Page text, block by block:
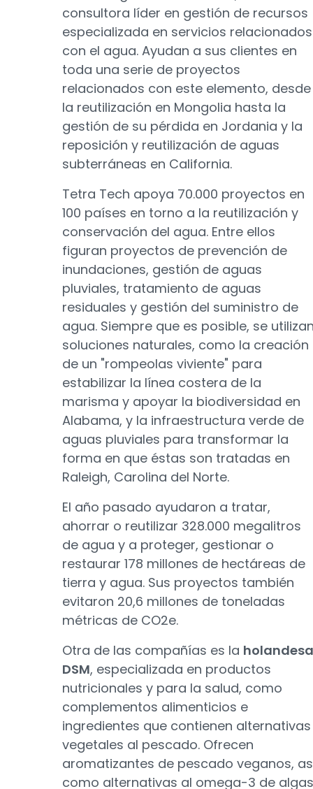
consultora líder en gestión de recursos
especializada en servicios relacionados
con el agua. Ayudan a sus clientes en
toda una serie de proyectos
relacionados con este elemento, desde
la reutilización en Mongolia hasta la
gestión de su pérdida en Jordania y la
reposición y reutilización de aguas
subterráneas en California.
Tetra Tech apoya 70.000 proyectos en
100 países en torno a la reutilización y
conservación del agua. Entre ellos
figuran proyectos de prevención de
inundaciones, gestión de aguas
pluviales, tratamiento de aguas
residuales y gestión del suministro de
agua. Siempre que es posible, se
soluciones naturales, como la creación
de un "rompeolas viviente" para
estabilizar la línea costera de la
marisma y apoyar la biodiversidad en
Alabama, y la infraestructura verde de
aguas pluviales para transformar la
forma en que éstas son tratadas en
Raleigh, Carolina del Norte.
El año pasado ayudaron a tratar,
ahorrar o reutilizar 328.000 megalitros
de agua y a proteger, gestionar o
restaurar 178 millones de hectáreas de
tierra y agua. Sus proyectos también
evitaron 20,6 millones de toneladas
métricas de CO2e.
Otra de las compañías es la holandesa
DSM, especializada en productos
nutricionales y para la salud, como
complementos alimenticios e
ingredientes que contienen alternativas
vegetales al pescado. Ofrecen
aromatizantes de pescado veganos,
como alternativas al omega-3 de algas